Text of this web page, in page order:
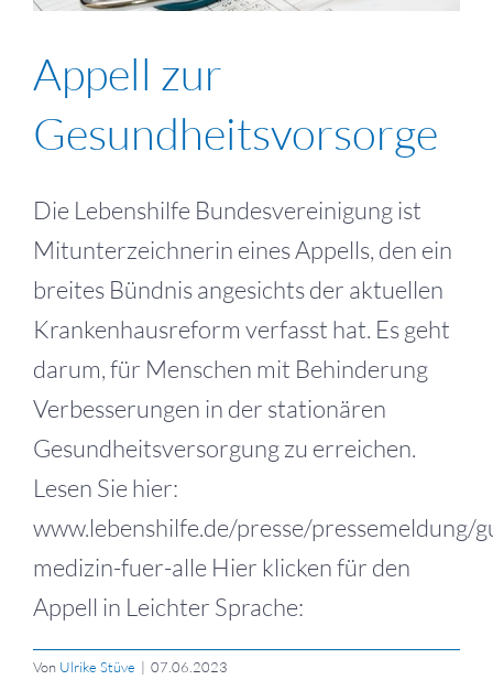
Appell zur
Gesundheitsvorsorge
Die Lebenshilfe Bundesvereinigung ist
Mitunterzeichnerin eines Appells, den ein
breites Bündnis angesichts der aktuellen
Krankenhausreform verfasst hat. Es geht
darum, für Menschen mit Behinderung
Verbesserungen in der stationären
Gesundheitsversorgung zu erreichen.
Lesen Sie hier:
www.lebenshilfe.de/presse/pressemeldung/
medizin-fuer-alle Hier klicken für den
Appell in Leichter Sprache:
Von Ulrike Stüve | 07.06.2023